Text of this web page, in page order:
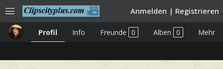
Anmelden | Registrieren
menu
Profil Info Freunde 0 Alben 0 Mehr